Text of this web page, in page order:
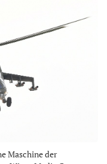
Maschine der